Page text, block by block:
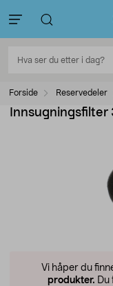
Forside Reservedeler
Vi håper du
produkter. Du